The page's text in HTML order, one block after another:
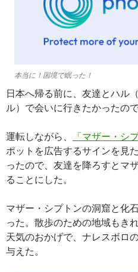
本当に！国境で眠った！
日本へ帰る前に、友達とハル
ル）で会いに行きたかったの
運転しながら、 「マザー・シ
ポットを広告するサインを見
ったので、友達を降ろすとマ
ることにした。
マザー・シプトンの洞窟と化
った。散歩のための地域もき
天気のおかげで、ナレスボロ
与えた。